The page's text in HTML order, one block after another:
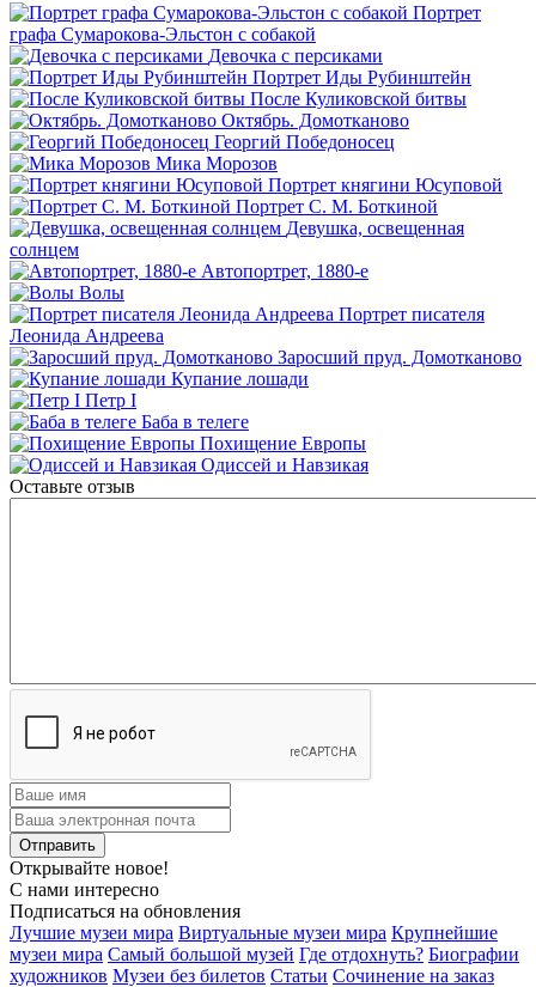
Портрет
графа Сумарокова-Эльстон с собакой
Девочка с персиками
Портрет Иды Рубинштейн
После Куликовской битвы
Октябрь. Домотканово
Георгий Победоносец
Мика Морозов
Портрет княгини Юсуповой
Портрет С. М. Боткиной
Девушка, освещенная
солнцем
Автопортрет, 1880-е
Волы
Портрет писателя
Леонида Андреева
Заросший пруд. Домотканово
Купание лошади
Петр I
Баба в телеге
Похищение Европы
Одиссей и Навзикая
Оставьте отзыв
Открывайте новое!
С нами интересно
Подписаться на обновления
Лучшие музеи мира Виртуальные музеи мира Крупнейшие
музеи мира Самый большой музей Где отдохнуть? Биографии
художников Музеи без билетов Статьи Сочинение на заказ